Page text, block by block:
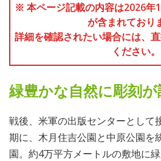
※ 本ページ記載の内容は2026年
が含まれており
詳細を確認されたい場合には、
ください。
緑豊かな自然に彫刻
戦後、米軍の出版センターとして
期に、木月住吉公園と中原公園を
園。約4万平方メートルの敷地に緑